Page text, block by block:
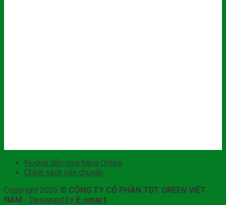
Hướng dẫn mua hàng Online
Chính sách vận chuyển
Copyright 2026 © CÔNG TY CỔ PHẦN TDT GREEN VIỆT
NAM - Designed by E-smart